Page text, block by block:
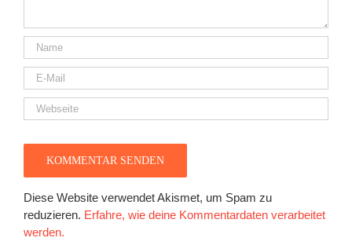
Diese Website verwendet Akismet, um Spam zu
reduzieren. Erfahre, wie deine Kommentardaten verarbeitet
werden.